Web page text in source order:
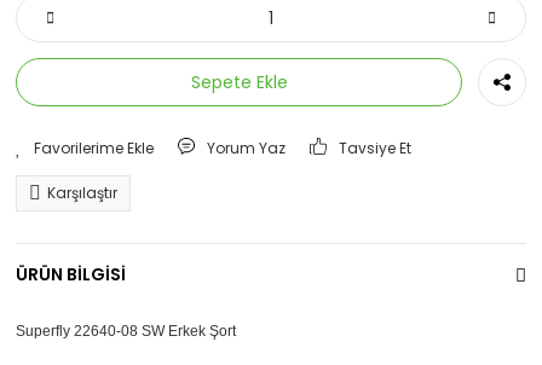
Sepete Ekle
Yorum Yaz Tavsiye Et
Karşılaştır
ÜRÜN BİLGİSİ
Superfly 22640-08 SW Erkek Şort